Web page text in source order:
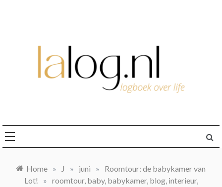
Home » J » juni »
Roomtour: de babykamer van
Lot!
» roomtour, baby, babykamer, blog, interieur,